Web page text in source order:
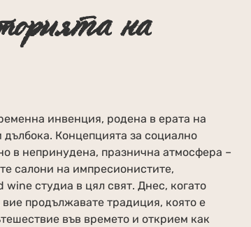
на
инвенция, родена в ерата на
Концепцията за социално
в непринудена, празнична атмосфера –
салони на импресионистите,
студиа в цял свят. Днес, когато
продължавате традиция, която е
във времето и открием как